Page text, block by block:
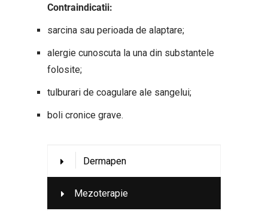
Contraindicatii:
sarcina sau perioada de alaptare;
alergie cunoscuta la una din substantele
folosite;
tulburari de coagulare ale sangelui;
boli cronice grave.
Dermapen
Mezoterapie